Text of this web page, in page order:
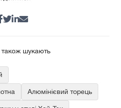
також шукають
Алюмінієвий торець